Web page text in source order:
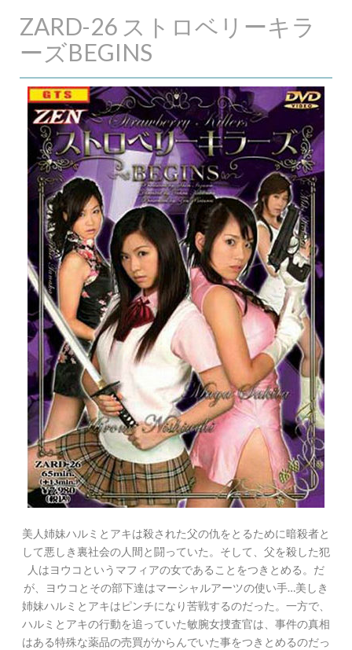
ZARD-26 ストロベリーキラ
ーズBEGINS
美人姉妹ハルミとアキは殺された父の仇をとるために暗殺者と
して悪しき裏社会の人間と闘っていた。そして、父を殺した犯
人はヨウコというマフィアの女であることをつきとめる。だ
が、ヨウコとその部下達はマーシャルアーツの使い手…美しき
姉妹ハルミとアキはピンチになり苦戦するのだった。一方で、
ハルミとアキの行動を追っていた敏腕女捜査官は、事件の真相
はある特殊な薬品の売買がからんでいた事をつきとめるのだっ